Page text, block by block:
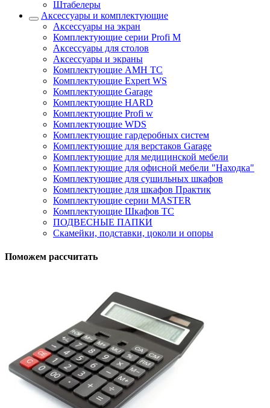
Штабелеры
Аксессуары и комплектующие
Аксессуары на экран
Комплектующие серии Profi M
Аксессуары для столов
Аксессуары и экраны
Комплектующие AMH TC
Комплектующие Expert WS
Комплектующие Garage
Комплектующие HARD
Комплектующие Profi w
Комплектующие WDS
Комплектующие гардеробных систем
Комплектующие для верстаков Garage
Комплектующие для медицинской мебели
Комплектующие для офисной мебели "Находка"
Комплектующие для сушильных шкафов
Комплектующие для шкафов Практик
Комплектующие серии MASTER
Комплектующие Шкафов ТС
ПОДВЕСНЫЕ ПАПКИ
Скамейки, подставки, цоколи и опоры
Поможем рассчитать